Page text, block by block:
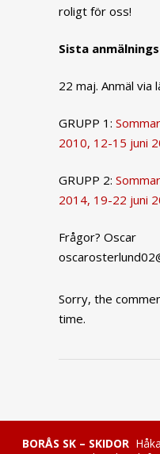
roligt för oss!
Sista
22 maj. Anmäl via
GRUPP 1:
2010, 12-15 juni
GRUPP 2:
2014, 19-22 juni
Frågor? Oscar
Sorry, the
time.
BORÅS SK – SKIDOR